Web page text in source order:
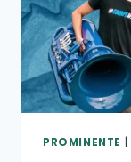
PROMINENTE